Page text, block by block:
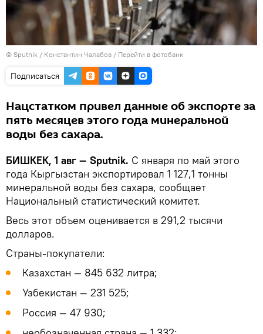
© Sputnik / Константин Чалабов / Перейти в фотобанк
Подписаться
Нацстатком привел данные об экспорте за
пять месяцев этого года минеральной
воды без сахара.
БИШКЕК, 1 авг — Sputnik. С января по май этого
года Кыргызстан экспортировал 1 127,1 тонны
минеральной воды без сахара, сообщает
Национальный статистический комитет.
Весь этот объем оценивается в 291,2 тысячи
долларов.
Страны-покупатели:
Казахстан — 845 632 литра;
Узбекистан — 231 525;
Россия — 47 930;